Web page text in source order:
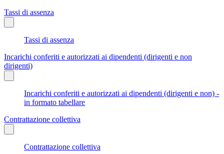
Tassi di assenza
Tassi di assenza
Incarichi conferiti e autorizzati ai dipendenti (dirigenti e non
dirigenti)
Incarichi conferiti e autorizzati ai dipendenti (dirigenti e non) -
in formato tabellare
Contrattazione collettiva
Contrattazione collettiva